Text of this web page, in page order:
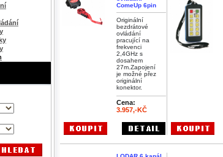
ComeUp 6pin
Originální
bezdrátové
ovládání
pracující na
frekvenci
2,4GHz s
dosahem
27m.Zapojení
je možné přez
originální
konektor.
Cena:
3.957,-KČ